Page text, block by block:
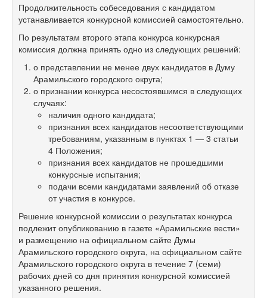
Продолжительность собеседования с кандидатом
устанавливается конкурсной комиссией самостоятельно.
По результатам второго этапа конкурса конкурсная
комиссия должна принять одно из следующих решений:
о представлении не менее двух кандидатов в Думу
Арамильского городского округа;
о признании конкурса несостоявшимся в следующих
случаях:
наличия одного кандидата;
признания всех кандидатов несоответствующими
требованиям, указанным в пунктах 1 — 3 статьи
4 Положения;
признания всех кандидатов не прошедшими
конкурсные испытания;
подачи всеми кандидатами заявлений об отказе
от участия в конкурсе.
Решение конкурсной комиссии о результатах конкурса
подлежит опубликованию в газете «Арамильские вести»
и размещению на официальном сайте Думы
Арамильского городского округа, на официальном сайте
Арамильского городского округа в течение 7 (семи)
рабочих дней со дня принятия конкурсной комиссией
указанного решения.